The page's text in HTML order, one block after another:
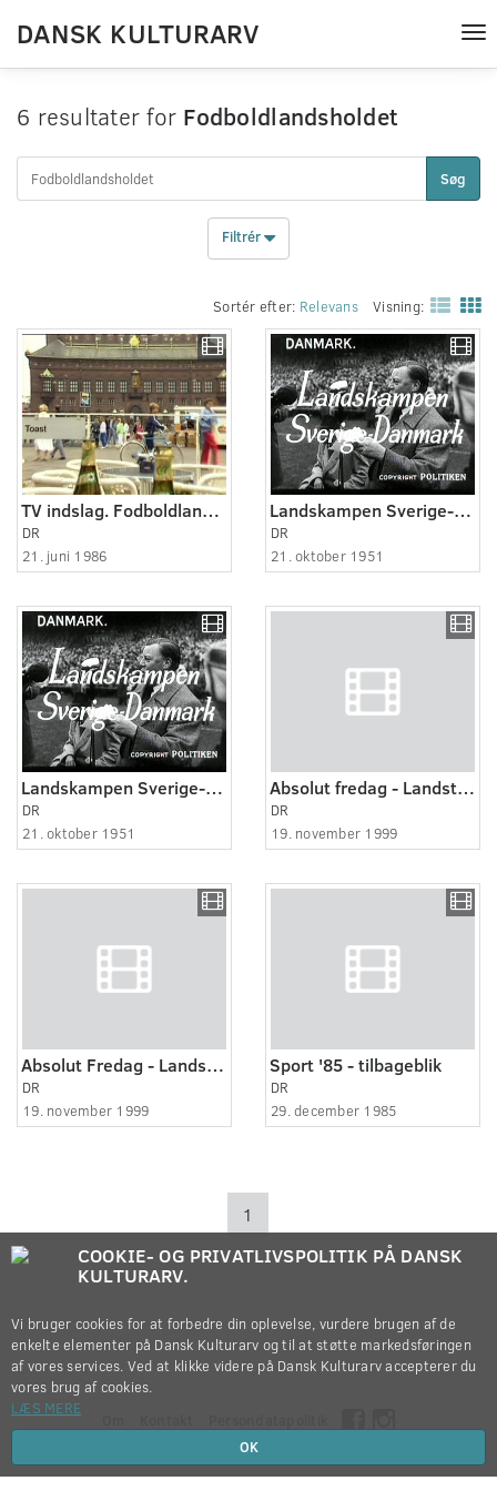
DANSK KULTURARV
6 resultater for Fodboldlandsholdet
Søg
Filtrér
Sortér efter: Relevans Visning:
TV indslag. Fodboldlandsholdet hjemkomst
DR
21. juni 1986
Landskampen Sverige-Danmark
DR
21. oktober 1951
Landskampen Sverige-Danmark
DR
21. oktober 1951
Absolut fredag - Landstrænerne
DR
19. november 1999
Absolut Fredag - Landsholdstrænere
DR
19. november 1999
Sport '85 - tilbageblik
DR
29. december 1985
1
Copyright © 2012-2026
COOKIE- OG PRIVATLIVSPOLITIK PÅ DANSK
KULTURARV.
Vi bruger cookies for at forbedre din oplevelse, vurdere brugen af de
enkelte elementer på Dansk Kulturarv og til at støtte markedsføringen
af vores services. Ved at klikke videre på Dansk Kulturarv accepterer du
vores brug af cookies.
LÆS MERE
OK